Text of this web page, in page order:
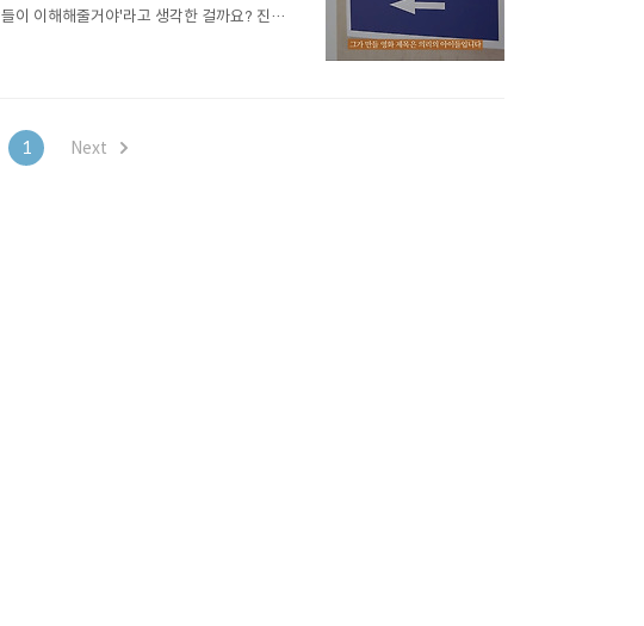
이 이해해줄거야'라고 생각한 걸까요? 진실
과정이 어떻든 감동만 만들어내면 좋은 걸
1 Next